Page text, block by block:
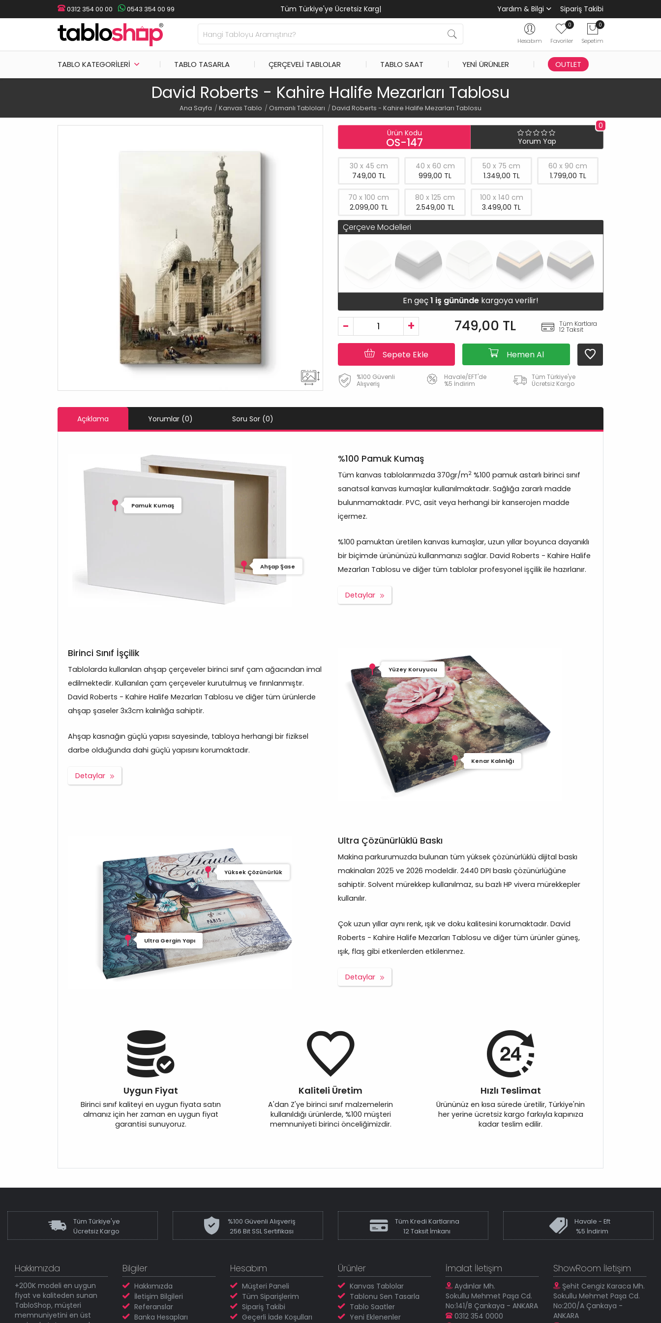
0312 354 00 00 0543 354 00 99 Tüm Türkiye'ye Ücretsiz Kargo Yardım & Bilgi Sipariş Takibi
Hesabım
0
Favoriler
0
Sepetim
TABLO KATEGORILERI TABLO TASARLA ÇERÇEVELI TABLOLAR TABLO SAAT YENI ÜRÜNLER OUTLET
David Roberts - Kahire Halife Mezarları Tablosu
Ana Sayfa Kanvas Tablo Osmanlı Tabloları David Roberts - Kahire Halife Mezarları Tablosu
Ürün Kodu
OS-147
0
Yorum Yap
30 x 45 cm
749,00 TL
40 x 60 cm
999,00 TL
50 x 75 cm
1.349,00 TL
60 x 90 cm
1.799,00 TL
70 x 100 cm
2.099,00 TL
80 x 125 cm
2.549,00 TL
100 x 140 cm
3.499,00 TL
Çerçeve Modelleri
En geç1 iş gününde kargoya verilir!
- + 749,00 TL Tüm Kartlara
12 Taksit
Sepete Ekle Hemen Al
%100 Güvenli
Alışveriş
Havale/EFT'de
%5 İndirim
Tüm Türkiye'ye
Ücretsiz Kargo
Açıklama Yorumlar (0) Soru Sor (0)
Pamuk Kumaş
Ahşap Şase
%100 Pamuk Kumaş
Tüm kanvas tablolarımızda 370gr/m2 %100 pamuk astarlı birinci sınıf
sanatsal kanvas kumaşlar kullanılmaktadır. Sağlığa zararlı madde
bulunmamaktadır. PVC, asit veya herhangi bir kanserojen madde
içermez.
%100 pamuktan üretilen kanvas kumaşlar, uzun yıllar boyunca dayanıklı
bir biçimde ürününüzü kullanmanızı sağlar. David Roberts - Kahire Halife
Mezarları Tablosu ve diğer tüm tablolar profesyonel işçilik ile hazırlanır.
Detaylar
Birinci Sınıf İşçilik
Tablolarda kullanılan ahşap çerçeveler birinci sınıf çam ağacından imal
edilmektedir. Kullanılan çam çerçeveler kurutulmuş ve fırınlanmıştır.
David Roberts - Kahire Halife Mezarları Tablosu ve diğer tüm ürünlerde
ahşap şaseler 3x3cm kalınlığa sahiptir.
Ahşap kasnağın güçlü yapısı sayesinde, tabloya herhangi bir fiziksel
darbe olduğunda dahi güçlü yapısını korumaktadır.
Detaylar
Yüzey Koruyucu
Kenar Kalınlığı
Yüksek Çözünürlük
Ultra Gergin Yapı
Ultra Çözünürlüklü Baskı
Makina parkurumuzda bulunan tüm yüksek çözünürlüklü dijital baskı
makinaları 2025 ve 2026 modeldir. 2440 DPI baskı çözünürlüğüne
sahiptir. Solvent mürekkep kullanılmaz, su bazlı HP vivera mürekkepler
kullanılır.
Çok uzun yıllar aynı renk, ışık ve doku kalitesini korumaktadır. David
Roberts - Kahire Halife Mezarları Tablosu ve diğer tüm ürünler güneş,
ışık, flaş gibi etkenlerden etkilenmez.
Detaylar
Uygun Fiyat
Birinci sınıf kaliteyi en uygun fiyata satın
almanız için her zaman en uygun fiyat
garantisi sunuyoruz.
Kaliteli Üretim
A'dan Z'ye birinci sınıf malzemelerin
kullanıldığı ürünlerde, %100 müşteri
memnuniyeti birinci önceliğimizdir.
Hızlı Teslimat
Ürününüz en kısa sürede üretilir, Türkiye'nin
her yerine ücretsiz kargo farkıyla kapınıza
kadar teslim edilir.
Tüm Türkiye'ye
Ücretsiz Kargo
%100 Güvenli Alışveriş
256 Bit SSL Sertifikası
Tüm Kredi Kartlarına
12 Taksit İmkanı
Havale - Eft
%5 İndirim
Hakkımızda
+200K modeli en uygun
fiyat ve kaliteden sunan
TabloShop, müşteri
memnuniyetini en üst
Bilgiler
Hakkımızda
İletişim Bilgileri
Referanslar
Banka Hesapları
Hesabım
Müşteri Paneli
Tüm Siparişlerim
Sipariş Takibi
Geçerli İade Koşulları
Ürünler
Kanvas Tablolar
Tablonu Sen Tasarla
Tablo Saatler
Yeni Eklenenler
İmalat İletişim
Aydınlar Mh.
Sokullu Mehmet Paşa Cd.
No:141/B Çankaya - ANKARA
0312 354 0000
ShowRoom İletişim
Şehit Cengiz Karaca Mh.
Sokullu Mehmet Paşa Cd.
No:200/A Çankaya -
ANKARA